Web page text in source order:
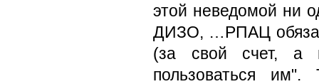
этой неведомой ни
ДИЗО, …РПАЦ
(за свой счет, а
пользоваться